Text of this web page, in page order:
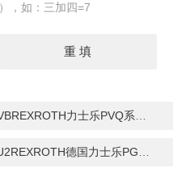
，如：三加四=7
力士乐PVQ系列叶片泵
德国力士乐PGH系列齿轮泵